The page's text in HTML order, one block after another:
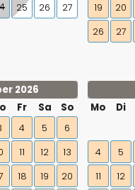
25 26
27
19
20
26
27
2026
Fr Sa So
4 5
6
11 12
13
18 19
20
Mo
Di
4
5
11
12